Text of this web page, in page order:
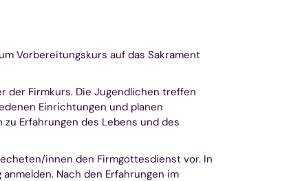
Vorbereitungskurs auf das Sakrament
der Firmkurs. Die Jugendlichen treffen
Einrichtungen und planen
Erfahrungen des Lebens und des
innen den Firmgottesdienst vor. In
Nach den Erfahrungen im